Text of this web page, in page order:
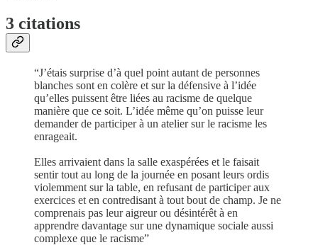
3 citations
“J’étais surprise d’à quel point autant de personnes
blanches sont en colère et sur la défensive à l’idée
qu’elles puissent être liées au racisme de quelque
manière que ce soit. L’idée même qu’on puisse leur
demander de participer à un atelier sur le racisme les
enrageait.
Elles arrivaient dans la salle exaspérées et le faisait
sentir tout au long de la journée en posant leurs ordis
violemment sur la table, en refusant de participer aux
exercices et en contredisant à tout bout de champ. Je ne
comprenais pas leur aigreur ou désintérêt à en
apprendre davantage sur une dynamique sociale aussi
complexe que le racisme”